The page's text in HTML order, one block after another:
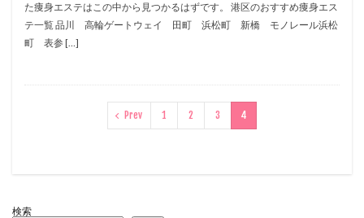
た痩身エステはこの中から見つかるはずです。 港区のおすすめ痩身エス
テ一覧 品川 高輪ゲートウェイ 田町 浜松町 新橋 モノレール浜松
町 表参 […]
Prev 1 2 3 4
検索